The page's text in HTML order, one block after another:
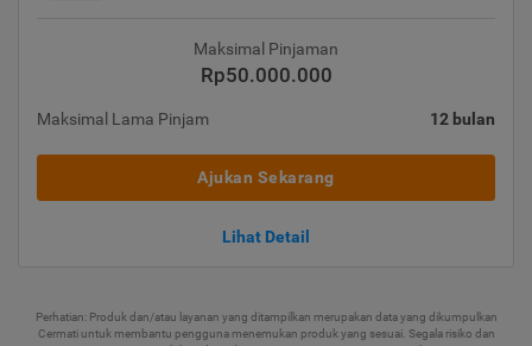
Maksimal Pinjaman
Rp50.000.000
Maksimal Lama Pinjam 12 bulan
Ajukan Sekarang
Lihat Detail
Perhatian: Produk dan/atau layanan yang ditampilkan merupakan data yang dikumpulkan
Cermati untuk membantu pengguna menemukan produk yang sesuai. Segala risiko dan